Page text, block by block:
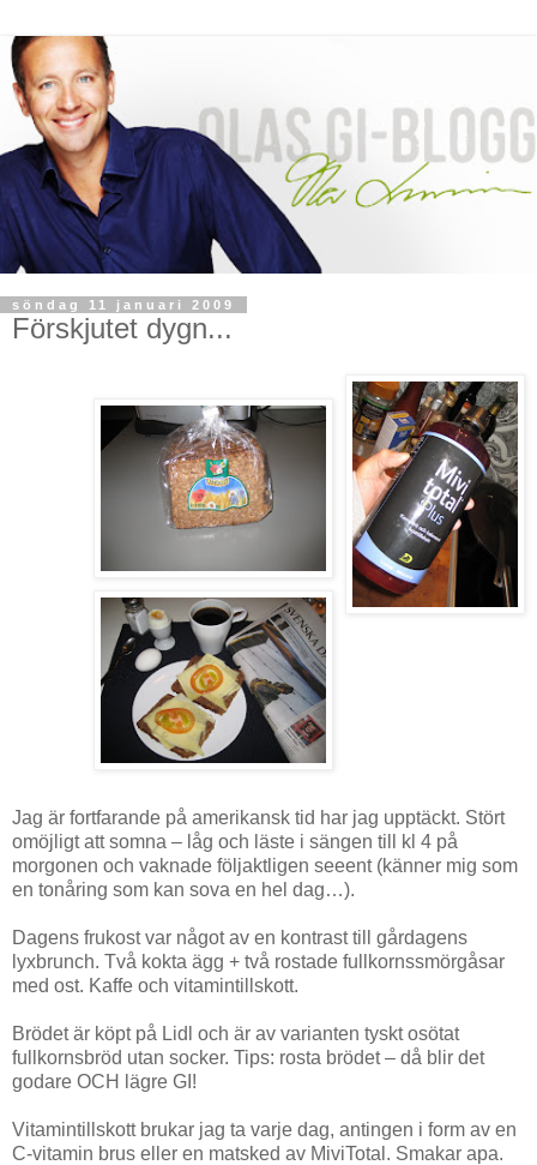
söndag 11 januari 2009
Förskjutet dygn...
Jag är fortfarande på amerikansk tid har jag upptäckt. Stört
omöjligt att somna – låg och läste i sängen till kl 4 på
morgonen och vaknade följaktligen seeent (känner mig som
en tonåring som kan sova en hel dag…).
Dagens frukost var något av en kontrast till gårdagens
lyxbrunch. Två kokta ägg + två rostade fullkornssmörgåsar
med ost. Kaffe och vitamintillskott.
Brödet är köpt på Lidl och är av varianten tyskt osötat
fullkornsbröd utan socker. Tips: rosta brödet – då blir det
godare OCH lägre GI!
Vitamintillskott brukar jag ta varje dag, antingen i form av en
C-vitamin brus eller en matsked av MiviTotal. Smakar apa.